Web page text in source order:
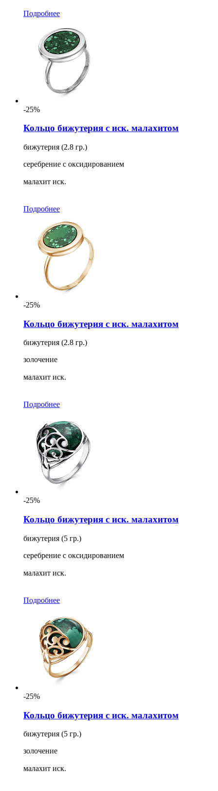
Подробнее
-25%
Кольцо бижутерия с иск. малахитом
бижутерия (2.8 гр.)
серебрение с оксидированием
малахит иск.
Подробнее
-25%
Кольцо бижутерия с иск. малахитом
бижутерия (2.8 гр.)
золочение
малахит иск.
Подробнее
-25%
Кольцо бижутерия с иск. малахитом
бижутерия (5 гр.)
серебрение с оксидированием
малахит иск.
Подробнее
-25%
Кольцо бижутерия с иск. малахитом
бижутерия (5 гр.)
золочение
малахит иск.